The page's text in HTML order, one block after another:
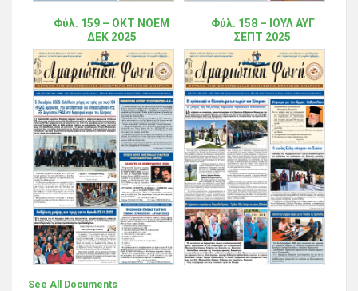
Φύλ. 159 – ΟΚΤ ΝΟΕΜ
ΔΕΚ 2025
Φύλ. 158 – ΙΟΥΛ ΑΥΓ
ΣΕΠΤ 2025
See All Documents